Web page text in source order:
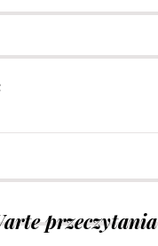
przeczytania